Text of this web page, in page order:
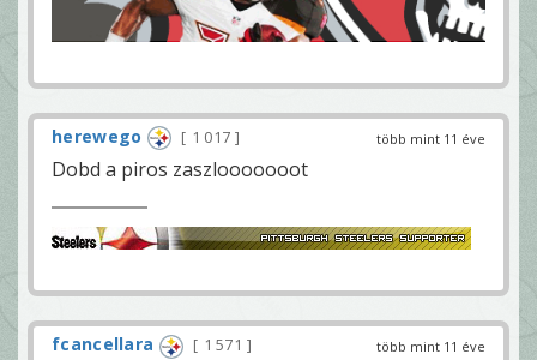
több mint 11 éve
herewego 1 017
Dobd a piros zaszlooooooot
több mint 11 éve
fcancellara 1 571